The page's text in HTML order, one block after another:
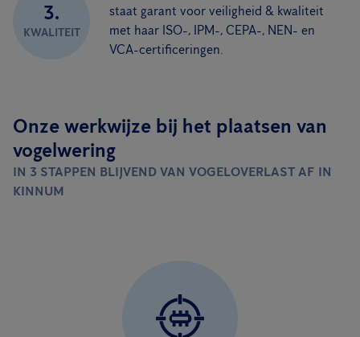
3.
KWALITEIT
staat garant voor veiligheid & kwaliteit
met haar ISO-, IPM-, CEPA-, NEN- en
VCA-certificeringen.
Onze werkwijze bij het plaatsen van
vogelwering
IN 3 STAPPEN BLIJVEND VAN VOGELOVERLAST AF IN
KINNUM